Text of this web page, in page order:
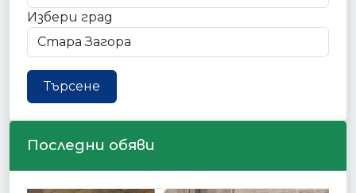
Избери град
Търсене
Последни обяви